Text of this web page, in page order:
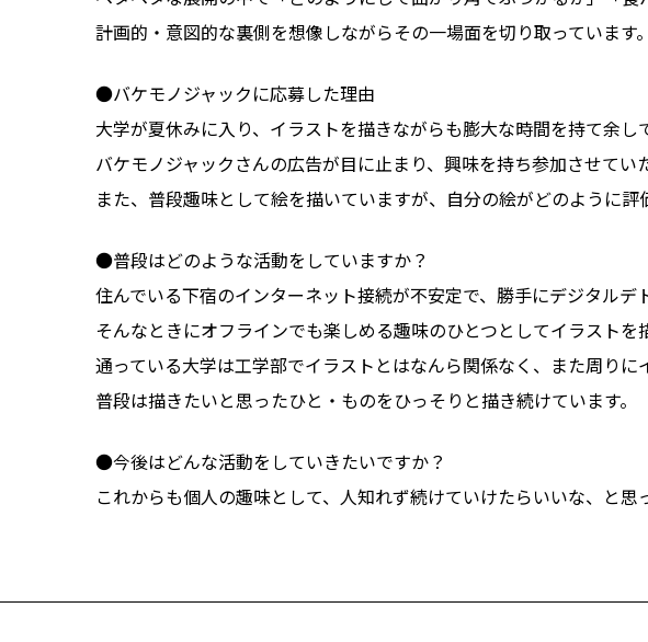
計画的・意図的な裏側を想像しながらその一場面を切り取っています。
●バケモノジャックに応募した理由
大学が夏休みに入り、イラストを描きながらも膨大な時間を持て余し
バケモノジャックさんの広告が目に止まり、興味を持ち参加させてい
また、普段趣味として絵を描いていますが、自分の絵がどのように評
●普段はどのような活動をしていますか？
住んでいる下宿のインターネット接続が不安定で、勝手にデジタルデ
そんなときにオフラインでも楽しめる趣味のひとつとしてイラストを
通っている大学は工学部でイラストとはなんら関係なく、また周りに
普段は描きたいと思ったひと・ものをひっそりと描き続けています。
●今後はどんな活動をしていきたいですか？
これからも個人の趣味として、人知れず続けていけたらいいな、と思